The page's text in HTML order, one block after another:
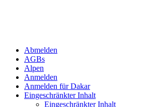
Abmelden
AGBs
Alpen
Anmelden
Anmelden für Dakar
Eingeschränkter Inhalt
Eingeschränkter Inhalt